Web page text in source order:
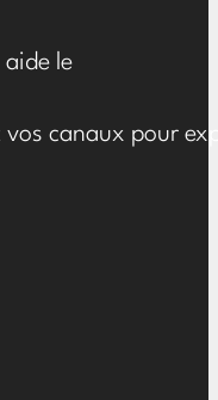
aide le
vos canaux pour